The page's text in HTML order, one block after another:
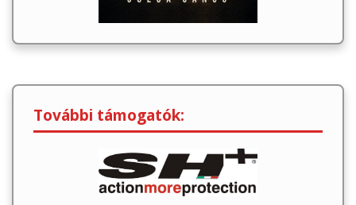
További támogatók: